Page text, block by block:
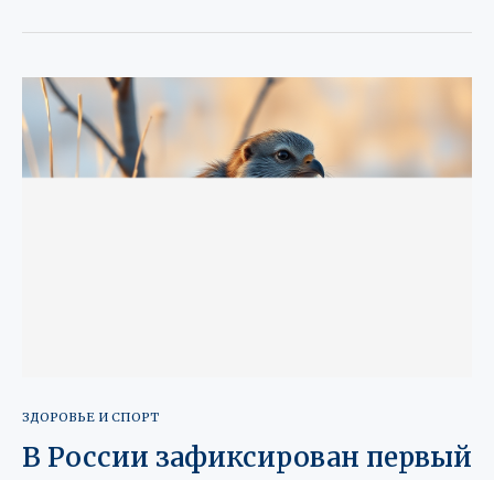
ЗДОРОВЬЕ И СПОРТ
В России зафиксирован первый